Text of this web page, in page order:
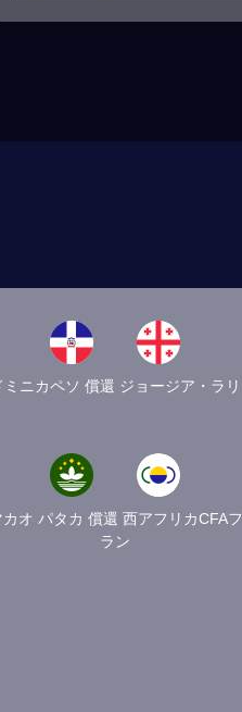
ミニカペソ 償還 ジョージア・ラリ
カオ パタカ 償還 西アフリカCFAフ
ラン